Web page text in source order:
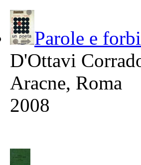
Parole e
D'Ottavi
Aracne, Roma
2008